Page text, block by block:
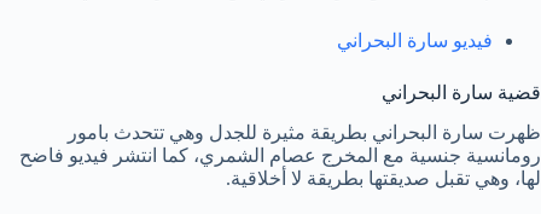
فيديو سارة البحراني
قضية سارة البحراني
ظهرت سارة البحراني بطريقة مثيرة للجدل وهي تتحدث بامور
رومانسية جنسية مع المخرج عصام الشمري، كما انتشر فيديو فاضح
لها، وهي تقبل صديقتها بطريقة لا أخلاقية.